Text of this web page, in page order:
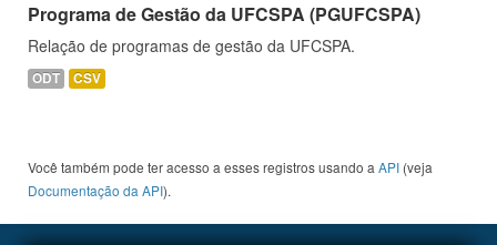
Programa de Gestão da UFCSPA (PGUFCSPA)
Relação de programas de gestão da UFCSPA.
ODT CSV
Você também pode ter acesso a esses registros usando a API (veja
Documentação da API).